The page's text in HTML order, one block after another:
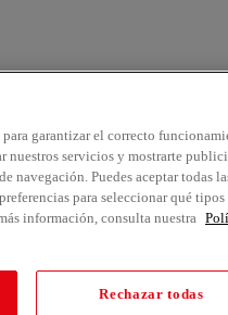
garantizar el correcto
nuestros servicios y mostrarte
navegación. Puedes aceptar todas
para seleccionar qué tipos
información, consulta nuestra
Rechazar todas